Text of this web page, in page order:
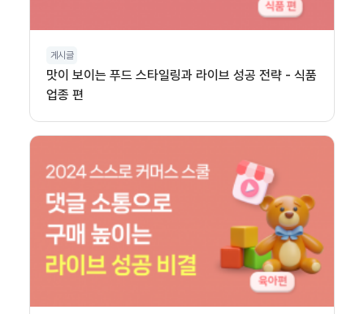
게시글
맛이 보이는 푸드 스타일링과 라이브 성공 전략 - 식품
업종 편